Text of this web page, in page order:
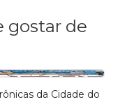
gostar de
da Cidade do